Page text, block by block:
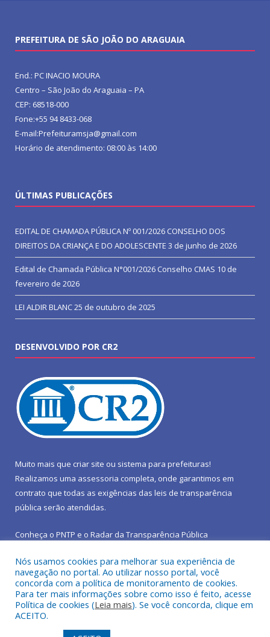
PREFEITURA DE SÃO JOÃO DO ARAGUAIA
End.: PC INACIO MOURA
Centro – São João do Araguaia – PA
CEP: 68518-000
Fone:+55 94 8433-068
E-mail:Prefeituramsja@gmail.com
Horário de atendimento: 08:00 às 14:00
ÚLTIMAS PUBLICAÇÕES
EDITAL DE CHAMADA PÚBLICA Nº 001/2026 CONSELHO DOS
DIREITOS DA CRIANÇA E DO ADOLESCENTE 3 de junho de 2026
Edital de Chamada Pública N°001/2026 Conselho CMAS 10 de
fevereiro de 2026
LEI ALDIR BLANC25 de outubro de 2025
DESENVOLVIDO POR CR2
Muito mais que criar site ou sistema para prefeituras!
Realizamos uma assessoria completa, onde garantimos em
contrato que todas as exigências das leis de transparência
pública serão atendidas.
Conheça o PNTP e o Radar da Transparência Pública
Todos os direitos reservados a Prefeitura Municipal de São João
do Araguaia.
Nós usamos cookies para melhorar sua experiência de
navegação no portal. Ao utilizar nosso portal, você
concorda com a política de monitoramento de cookies.
Para ter mais informações sobre como isso é feito, acesse
Política de cookies (Leia mais). Se você concorda, clique em
ACEITO.